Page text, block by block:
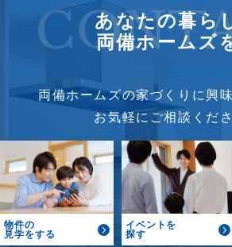
あなたの暮ら
両備ホームズ
両備ホームズの家づくりに興
お気軽にご相談くださ
物件の
見学をする
イベントを
探す